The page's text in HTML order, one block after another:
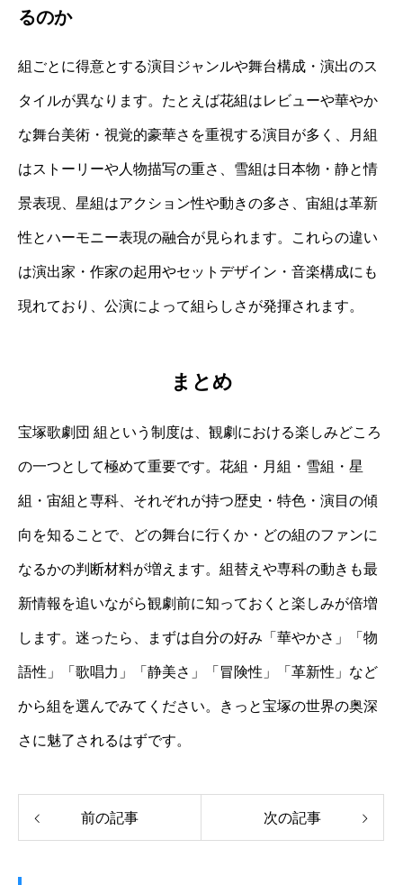
るのか
組ごとに得意とする演目ジャンルや舞台構成・演出のス
タイルが異なります。たとえば花組はレビューや華やか
な舞台美術・視覚的豪華さを重視する演目が多く、月組
はストーリーや人物描写の重さ、雪組は日本物・静と情
景表現、星組はアクション性や動きの多さ、宙組は革新
性とハーモニー表現の融合が見られます。これらの違い
は演出家・作家の起用やセットデザイン・音楽構成にも
現れており、公演によって組らしさが発揮されます。
まとめ
宝塚歌劇団 組という制度は、観劇における楽しみどころ
の一つとして極めて重要です。花組・月組・雪組・星
組・宙組と専科、それぞれが持つ歴史・特色・演目の傾
向を知ることで、どの舞台に行くか・どの組のファンに
なるかの判断材料が増えます。組替えや専科の動きも最
新情報を追いながら観劇前に知っておくと楽しみが倍増
します。迷ったら、まずは自分の好み「華やかさ」「物
語性」「歌唱力」「静美さ」「冒険性」「革新性」など
から組を選んでみてください。きっと宝塚の世界の奥深
さに魅了されるはずです。
前の記事 次の記事